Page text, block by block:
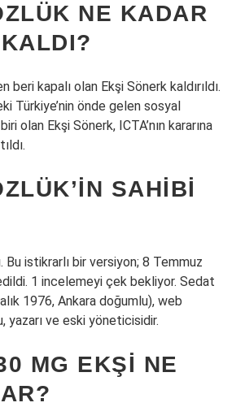
NE KADAR
beri kapalı olan Ekşi Sönerk kaldırıldı.
Türkiye’nin önde gelen sosyal
olan Ekşi Sönerk, ICTA’nın kararına
SAHIBI
Bu istikrarlı bir versiyon; 8 Temmuz
1 incelemeyi çek bekliyor. Sedat
1976, Ankara doğumlu), web
yazarı ve eski yöneticisidir.
MG EKŞI NE